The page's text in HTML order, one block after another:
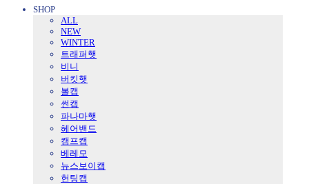
SHOP
ALL
NEW
WINTER
트래퍼햇
비니
버킷햇
볼캡
썬캡
파나마햇
헤어밴드
캠프캡
베레모
뉴스보이캡
헌팅캡